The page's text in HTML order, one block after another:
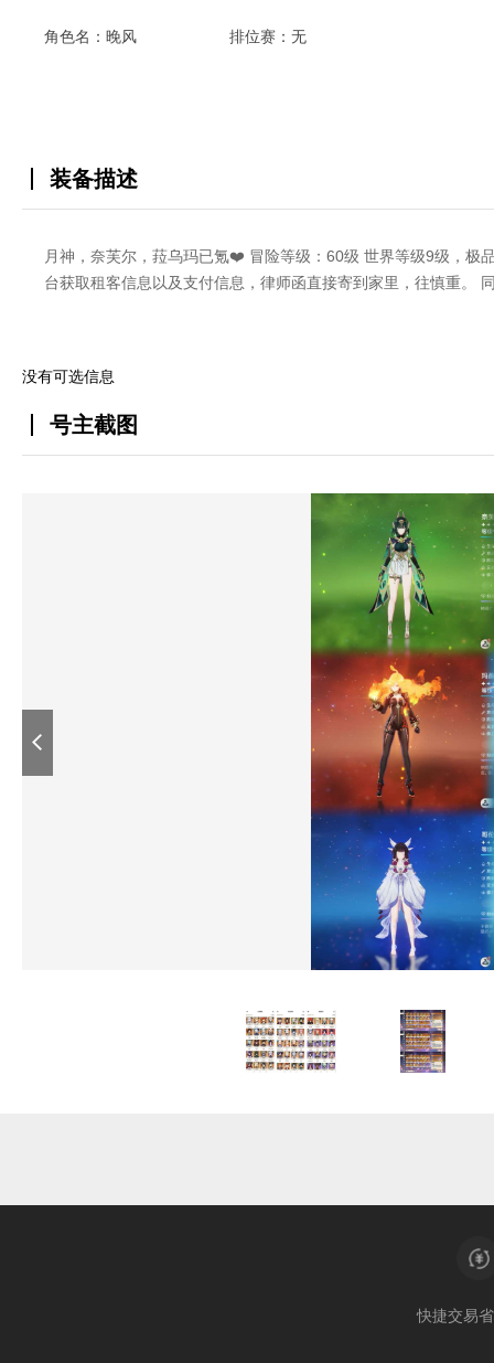
角色名：晚风 排位赛：无
装备描述
月神，奈芙尔，菈乌玛已氪❤️ 冒险等级：60级 世界等级9级，极
台获取租客信息以及支付信息，律师函直接寄到家里，往慎重。
没有可选信息
号主截图
快捷交易